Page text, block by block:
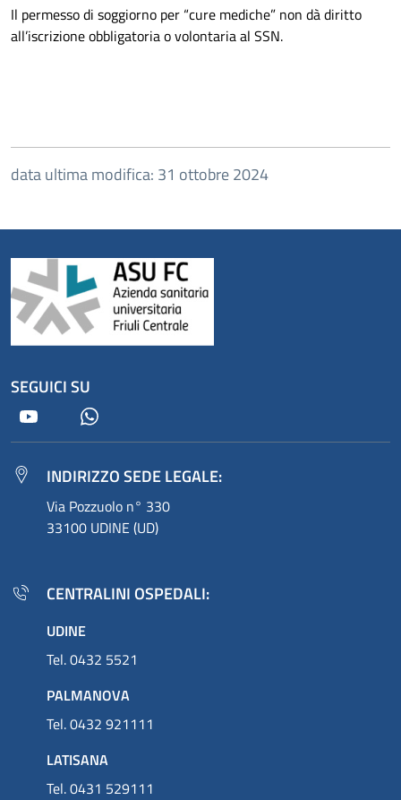
Il permesso di soggiorno per “cure mediche” non dà diritto
all’iscrizione obbligatoria o volontaria al SSN.
data ultima modifica: 31 ottobre 2024
SEGUICI SU
Youtube
INDIRIZZO SEDE LEGALE:
Via Pozzuolo n° 330
33100 UDINE (UD)
CENTRALINI OSPEDALI:
UDINE
Tel. 0432 5521
PALMANOVA
Tel. 0432 921111
LATISANA
Tel. 0431 529111